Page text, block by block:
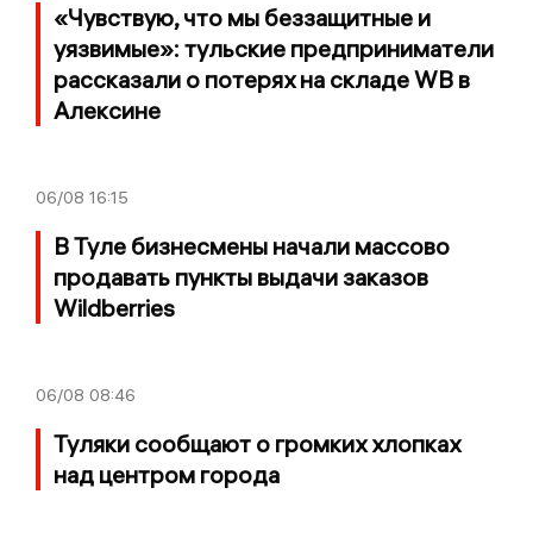
«Чувствую, что мы беззащитные и
уязвимые»: тульские предприниматели
рассказали о потерях на складе WB в
Алексине
06/08 16:15
В Туле бизнесмены начали массово
продавать пункты выдачи заказов
Wildberries
06/08 08:46
Туляки сообщают о громких хлопках
над центром города